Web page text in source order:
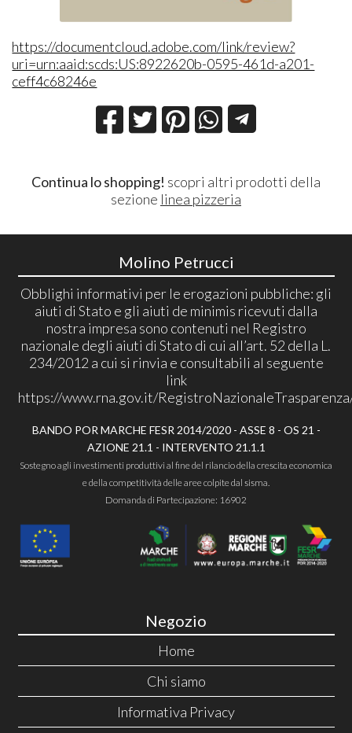
https://documentcloud.adobe.com/link/review?
uri=urn:aaid:scds:US:8922620b-0595-461d-a201-
ceff4c68246e
Continua lo shopping! scopri altri prodotti della
sezione linea pizzeria
Molino Petrucci
Obblighi informativi per le erogazioni pubbliche: gli
aiuti di Stato e gli aiuti de minimis ricevuti dalla
nostra impresa sono contenuti nel Registro
nazionale degli aiuti di Stato di cui all’art. 52 della L.
234/2012 a cui si rinvia e consultabili al seguente
link
https://www.rna.gov.it/
BANDO POR MARCHE FESR 2014/2020 - ASSE 8 - OS 21 -
AZIONE 21.1 - INTERVENTO 21.1.1
Sostegno agli investimenti produttivi al fine del rilancio della crescita economica
e della competitività delle aree colpite dal sisma.
Domanda di Partecipazione: 16902
Negozio
Home
Chi siamo
Informativa Privacy